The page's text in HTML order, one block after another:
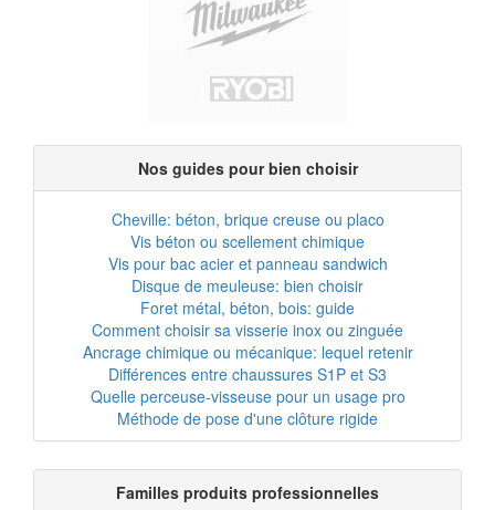
Nos guides pour bien choisir
Cheville: béton, brique creuse ou placo
Vis béton ou scellement chimique
Vis pour bac acier et panneau sandwich
Disque de meuleuse: bien choisir
Foret métal, béton, bois: guide
Comment choisir sa visserie inox ou zinguée
Ancrage chimique ou mécanique: lequel retenir
Différences entre chaussures S1P et S3
Quelle perceuse-visseuse pour un usage pro
Méthode de pose d'une clôture rigide
Familles produits professionnelles